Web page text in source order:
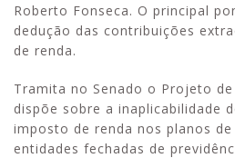
Roberto Fonseca. O principal
dedução das contribuições
de renda.
Tramita no Senado o Projeto
dispõe sobre a inaplicabilidade
imposto de renda nos planos
entidades fechadas de